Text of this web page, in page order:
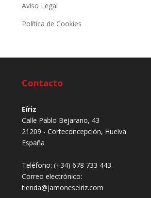
Aviso Legal
Política de Cookies
Contacto
Eíriz
Calle Pablo Bejarano, 43
21209 - Corteconcepción, Huelva
España
Teléfono: (+34) 678 733 443
Correo electrónico:
tienda@jamoneseiriz.com